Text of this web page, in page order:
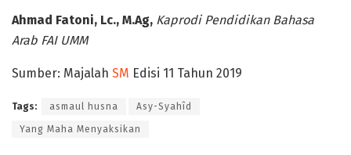
Ahmad Fatoni, Lc., M.Ag, Kaprodi Pendidikan Bahasa
Arab FAI UMM
Sumber: Majalah SM Edisi 11 Tahun 2019
Tags: asmaul husna Asy-Syahîd
Yang Maha Menyaksikan